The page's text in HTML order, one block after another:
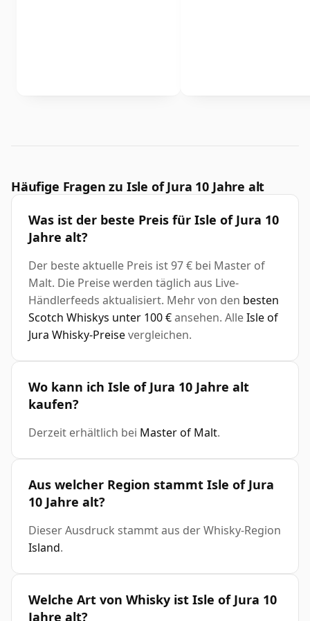
Häufige Fragen zu Isle of Jura 10 Jahre alt
Was ist der beste Preis für Isle of Jura 10
Jahre alt?
Der beste aktuelle Preis ist 97 € bei Master of
Malt. Die Preise werden täglich aus Live-
Händlerfeeds aktualisiert. Mehr von den besten
Scotch Whiskys unter 100 €ansehen. AlleIsle of
Jura Whisky-Preisevergleichen.
Wo kann ich Isle of Jura 10 Jahre alt
kaufen?
Derzeit erhältlich bei Master of Malt.
Aus welcher Region stammt Isle of Jura
10 Jahre alt?
Dieser Ausdruck stammt aus der Whisky-Region
Island.
Welche Art von Whisky ist Isle of Jura 10
Jahre alt?